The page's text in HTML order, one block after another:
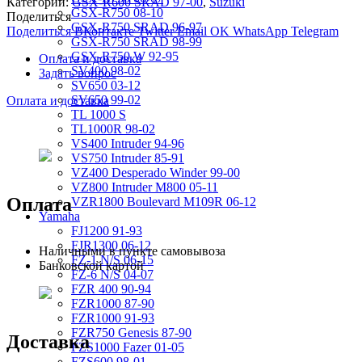
GSX-R750 08-10
GSX-R750 SRAD 96-97
GSX-R750 SRAD 98-99
GSX-R750 W 92-95
SV400 98-02
SV650 03-12
SV650 99-02
TL 1000 S
TL1000R 98-02
VS400 Intruder 94-96
VS750 Intruder 85-91
VZ400 Desperado Winder 99-00
VZ800 Intruder M800 05-11
VZR1800 Boulevard M109R 06-12
Yamaha
FJ1200 91-93
FJR1300 06-12
FZ-1 N/S 06-15
FZ-6 N/S 04-07
FZR 400 90-94
FZR1000 87-90
FZR1000 91-93
FZR750 Genesis 87-90
FZS1000 Fazer 01-05
Поделиться
Поделиться ВКонтакте Twitter Email OK WhatsApp Telegram
Оплата и доставка
Задать вопрос
Оплата и доставка
Оплата
Наличными в пункте самовывоза
Банковской картой
Доставка